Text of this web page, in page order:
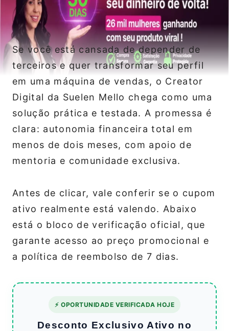
Se você está cansada de depender de
terceiros e quer transformar seu perfil
em uma máquina de vendas, o Creator
Digital da Suelen Mello chega como uma
solução prática e testada. A promessa é
clara: autonomia financeira total em
menos de dois meses, com apoio de
mentoria e comunidade exclusiva.
Antes de clicar, vale conferir se o cupom
ativo realmente está valendo. Abaixo
está o bloco de verificação oficial, que
garante acesso ao preço promocional e
a política de reembolso de 7 dias.
⚡ OPORTUNIDADE VERIFICADA HOJE
Desconto Exclusivo Ativo no